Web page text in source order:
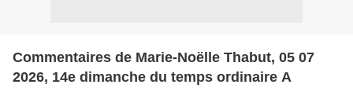
Commentaires de Marie-Noëlle Thabut, 05 07
2026, 14e dimanche du temps ordinaire A